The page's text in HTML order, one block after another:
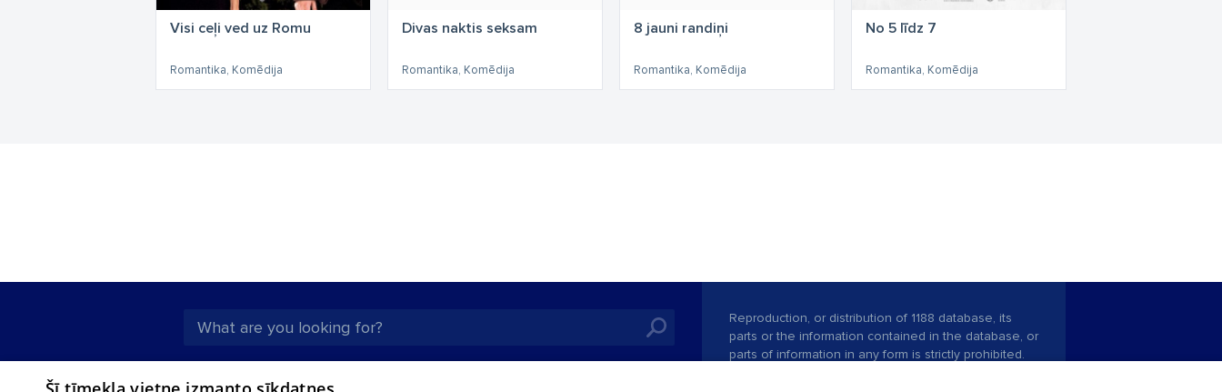
Visi ceļi ved uz Romu
Romantika, Komēdija
Divas naktis seksam
Romantika, Komēdija
8 jauni randiņi
Romantika, Komēdija
No 5 līdz 7
Romantika, Komēdija
About us
Reproduction, or distribution of 1188 database, its
parts or the information contained in the database, or
parts of information in any form is strictly prohibited.